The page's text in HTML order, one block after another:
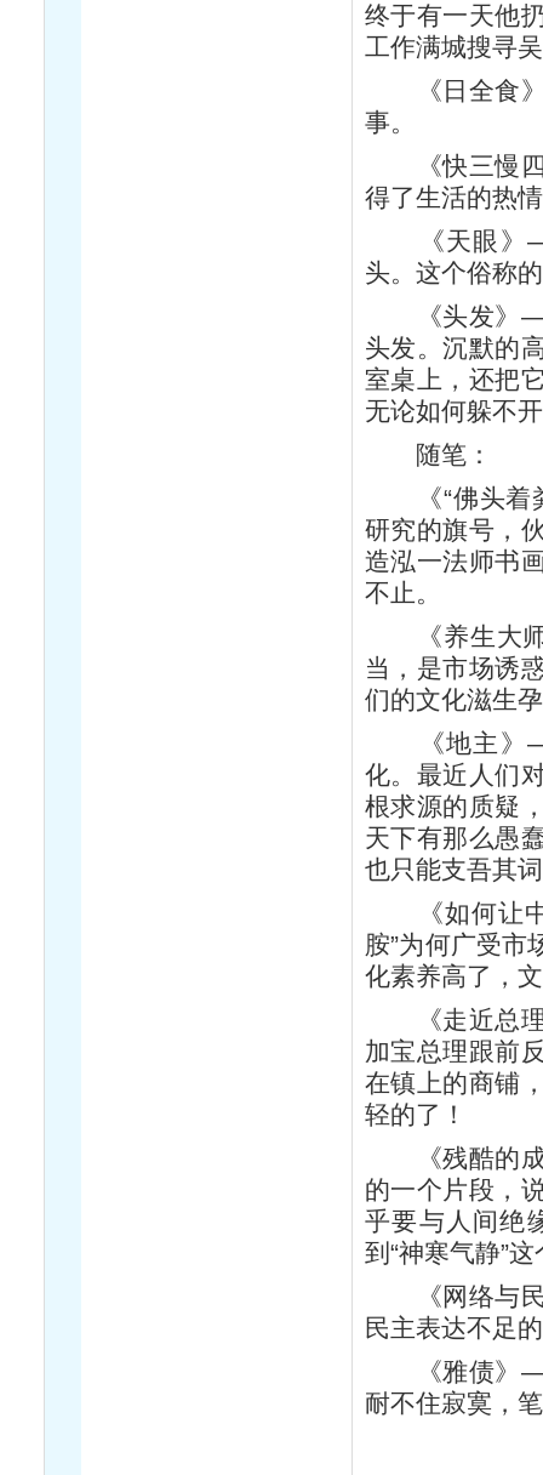
终于有一天他
工作满城搜寻
《日全食》
事。
《快三慢四
得了生活的热
《天眼》——
头。这个俗称
《头发》——
头发。沉默的
室桌上，还把
无论如何躲不
随笔：
《“佛头着
研究的旗号，
造泓一法师书
不止。
《养生大师
当，是市场诱
们的文化滋生
《地主》——
化。最近人们
根求源的质疑
天下有那么愚
也只能支吾其
《如何让中
胺”为何广受市
化素养高了，
《走近总理
加宝总理跟前
在镇上的商铺
轻的了！
《残酷的成
的一个片段，
乎要与人间绝
到“神寒气静”
《网络与民
民主表达不足
《雅债》——
耐不住寂寞，